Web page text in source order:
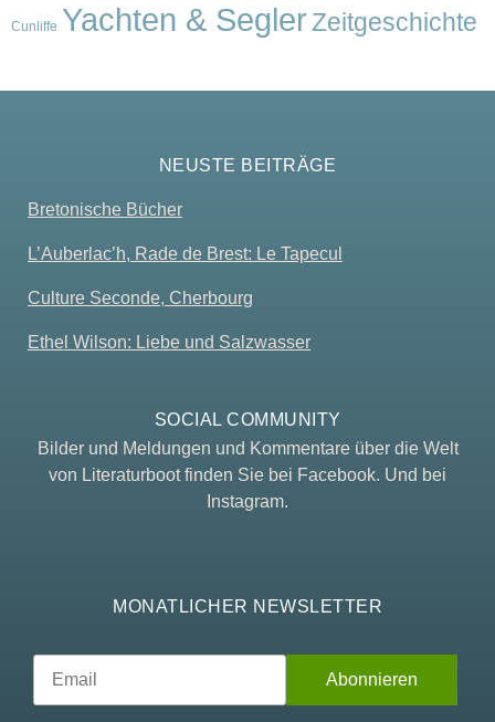
Cunliffe Yachten & SeglerZeitgeschichte
NEUSTE BEITRÄGE
Bretonische Bücher
L’Auberlac’h, Rade de Brest: Le Tapecul
Culture Seconde, Cherbourg
Ethel Wilson: Liebe und Salzwasser
SOCIAL COMMUNITY
Bilder und Meldungen und Kommentare über die Welt
von Literaturboot finden Sie bei Facebook. Und bei
Instagram.
MONATLICHER NEWSLETTER